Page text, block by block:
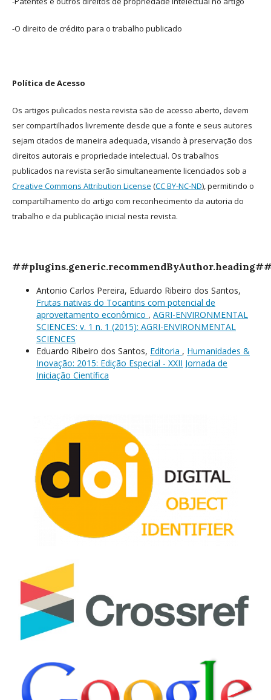
-O direito de crédito para o trabalho publicado
Política de Acesso
Os artigos pulicados nesta revista são de acesso aberto, devem
ser compartilhados livremente desde que a fonte e seus autores
sejam citados de maneira adequada, visando à preservação dos
direitos autorais e propriedade intelectual. Os trabalhos
publicados na revista serão simultaneamente licenciados sob a
Creative Commons Attribution License (CC BY-NC-ND), permitindo o
compartilhamento do artigo com reconhecimento da autoria do
trabalho e da publicação inicial nesta revista.
Antonio Carlos Pereira, Eduardo Ribeiro dos Santos,
Frutas nativas do Tocantins com potencial de
aproveitamento econômico , AGRI-ENVIRONMENTAL
SCIENCES: v. 1 n. 1 (2015): AGRI-ENVIRONMENTAL
SCIENCES
Eduardo Ribeiro dos Santos, Editoria , Humanidades &
Inovação: 2015: Edição Especial - XXII Jornada de
Iniciação Científica